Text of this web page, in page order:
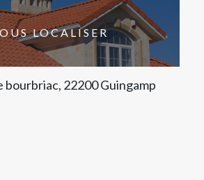
LOCALISER
bourbriac, 22200 Guingamp